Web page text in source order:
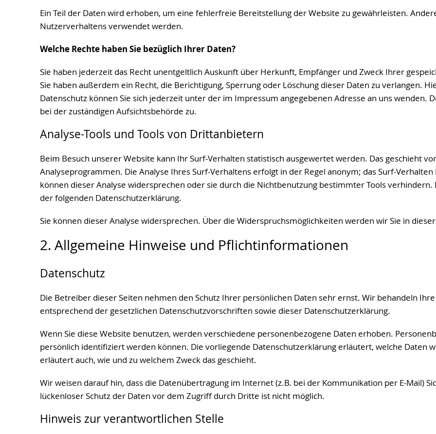
Ein Teil der Daten wird erhoben, um eine fehlerfreie Bereitstellung der Website zu gewährleisten.
Nutzerverhaltens verwendet werden.
Welche Rechte haben Sie bezüglich Ihrer Daten?
Sie haben jederzeit das Recht unentgeltlich Auskunft über Herkunft, Empfänger und Zweck Ihrer
Sie haben außerdem ein Recht, die Berichtigung, Sperrung oder Löschung dieser Daten zu verlangen.
Datenschutz können Sie sich jederzeit unter der im Impressum angegebenen Adresse an uns wenden.
bei der zuständigen Aufsichtsbehörde zu.
Analyse-Tools und Tools von Drittanbietern
Beim Besuch unserer Website kann Ihr Surf-Verhalten statistisch ausgewertet werden. Das geschieht
Analyseprogrammen. Die Analyse Ihres Surf-Verhaltens erfolgt in der Regel anonym; das Surf-
können dieser Analyse widersprechen oder sie durch die Nichtbenutzung bestimmter Tools
der folgenden Datenschutzerklärung.
Sie können dieser Analyse widersprechen. Über die Widerspruchsmöglichkeiten werden wir Sie in
2. Allgemeine Hinweise und Pflichtinformationen
Datenschutz
Die Betreiber dieser Seiten nehmen den Schutz Ihrer persönlichen Daten sehr ernst. Wir behandeln
entsprechend der gesetzlichen Datenschutzvorschriften sowie dieser Datenschutzerklärung.
Wenn Sie diese Website benutzen, werden verschiedene personenbezogene Daten erhoben.
persönlich identifiziert werden können. Die vorliegende Datenschutzerklärung erläutert, welche Daten
erläutert auch, wie und zu welchem Zweck das geschieht.
Wir weisen darauf hin, dass die Datenübertragung im Internet (z.B. bei der Kommunikation per E-Mail)
lückenloser Schutz der Daten vor dem Zugriff durch Dritte ist nicht möglich.
Hinweis zur verantwortlichen Stelle